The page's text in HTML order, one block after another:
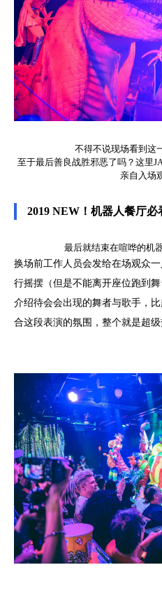
不得不说现场看到这
至于最后善良战胜邪恶了吗？这里
亲自入场
2019 NEW！机器人餐厅
最后就结束在喧哗的机
换场前工作人员会发给在场观众
行摇摆（但是不能离开座位跑到
介绍待会会出现的舞者与歌手，
合这段表演的氛围，整个就是超级